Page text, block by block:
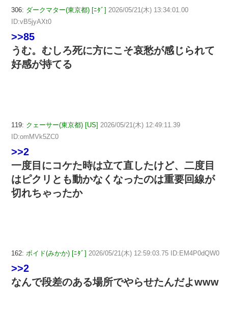
306: ダークマター(東京都) [ﾆﾀﾞ] 2026/05/21(木) 13:34:01.00
ID:vB5jyAXt0
>>85
うむ。むしろ死に方にこそ哀愁が感じられて
好感が持てる
119: クェーサー(東京都) [US] 2026/05/21(木) 12:49:11.39
ID:omMVk5ZC0
>>2
一度目にコケた時は立て直したけど、二度目
はピクリとも動かなくなったのは重要回線が
切れちゃったか
162: ボイド(みかか) [ﾆﾀﾞ] 2026/05/21(木) 12:59:03.75 ID:EM4P0dQW0
>>2
なんで段差のある場所でやらせたんだよwww